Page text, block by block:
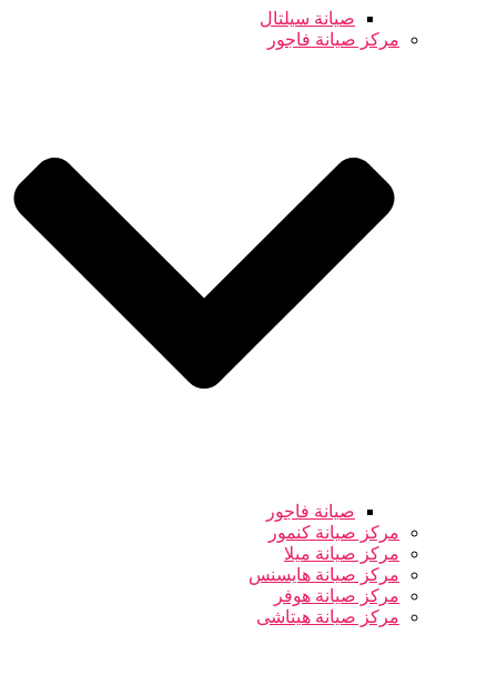
صيانة سيلتال
مركز صيانة فاجور
صيانة فاجور
مركز صيانة كنمور
مركز صيانة ميلا
مركز صيانة هايسنس
مركز صيانة هوفر
مركز صيانة هيتاشى